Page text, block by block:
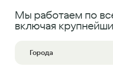
Мы работаем по
включая
Города